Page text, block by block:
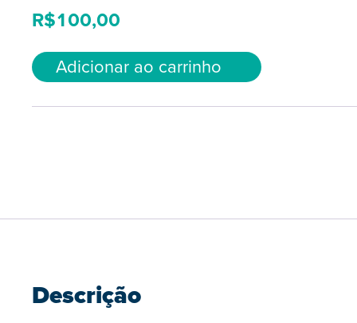
R$100,00
Adicionar ao carrinho
Descrição